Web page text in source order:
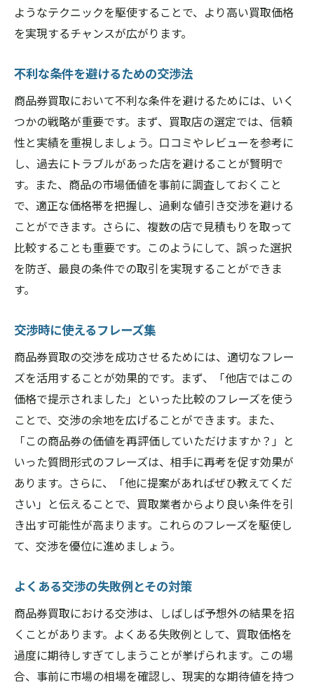
ようなテクニックを駆使することで、より高い買取価格
を実現するチャンスが広がります。
不利な条件を避けるための交渉法
商品券買取において不利な条件を避けるためには、いく
つかの戦略が重要です。まず、買取店の選定では、信頼
性と実績を重視しましょう。口コミやレビューを参考に
し、過去にトラブルがあった店を避けることが賢明で
す。また、商品の市場価値を事前に調査しておくこと
で、適正な価格帯を把握し、過剰な値引き交渉を避ける
ことができます。さらに、複数の店で見積もりを取って
比較することも重要です。このようにして、誤った選択
を防ぎ、最良の条件での取引を実現することができま
す。
交渉時に使えるフレーズ集
商品券買取の交渉を成功させるためには、適切なフレー
ズを活用することが効果的です。まず、「他店ではこの
価格で提示されました」といった比較のフレーズを使う
ことで、交渉の余地を広げることができます。また、
「この商品券の価値を再評価していただけますか？」と
いった質問形式のフレーズは、相手に再考を促す効果が
あります。さらに、「他に提案があればぜひ教えてくだ
さい」と伝えることで、買取業者からより良い条件を引
き出す可能性が高まります。これらのフレーズを駆使し
て、交渉を優位に進めましょう。
よくある交渉の失敗例とその対策
商品券買取における交渉は、しばしば予想外の結果を招
くことがあります。よくある失敗例として、買取価格を
過度に期待しすぎてしまうことが挙げられます。この場
合、事前に市場の相場を確認し、現実的な期待値を持つ